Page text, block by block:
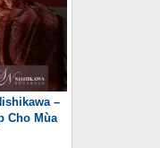
–
Cho Mùa